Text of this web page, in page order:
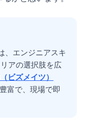
、エンジニアスキ
アの選択肢を広
ビズメイツ）
富で、現場で即